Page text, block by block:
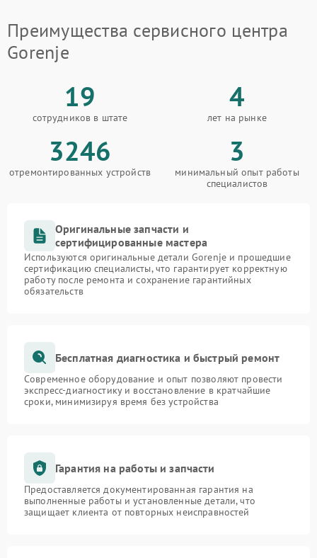
Преимущества сервисного центра
Gorenje
19
сотрудников в штате
4
лет на рынке
3246
отремонтированных устройств
3
минимальный опыт работы
специалистов
Оригинальные запчасти и
сертифицированные мастера
Используются оригинальные детали Gorenje и прошедшие
сертификацию специалисты, что гарантирует корректную
работу после ремонта и сохранение гарантийных
обязательств
Бесплатная диагностика и быстрый ремонт
Современное оборудование и опыт позволяют провести
экспресс-диагностику и восстановление в кратчайшие
сроки, минимизируя время без устройства
Гарантия на работы и запчасти
Предоставляется документированная гарантия на
выполненные работы и установленные детали, что
защищает клиента от повторных неисправностей